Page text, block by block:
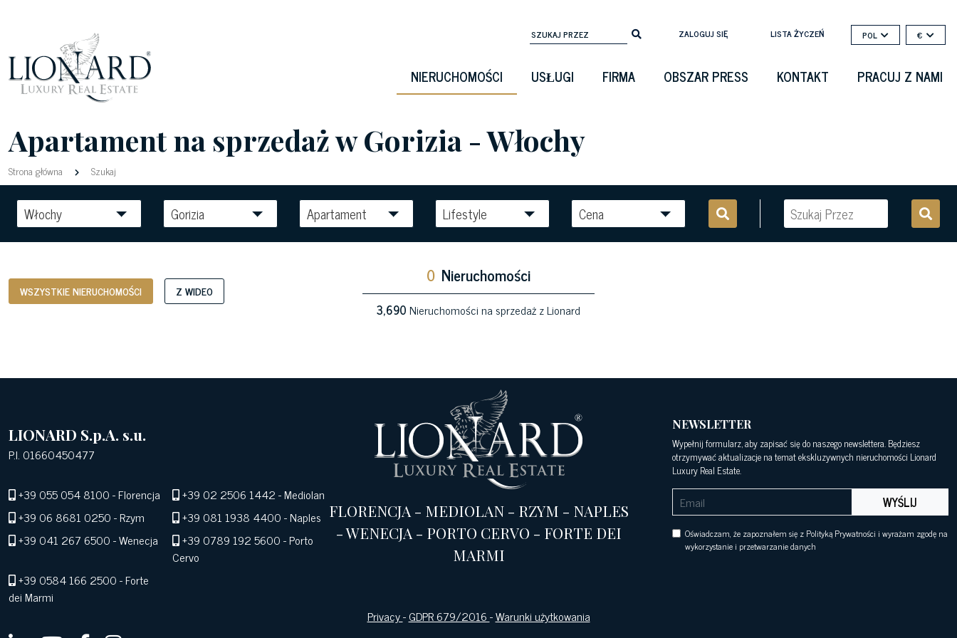
ZALOGUJ SIĘ LISTA ŻYCZEŃ POL €
NIERUCHOMOŚCI USŁUGI FIRMA OBSZAR PRESS KONTAKT PRACUJ Z NAMI
Apartament na sprzedaż w Gorizia - Włochy
Strona główna Szukaj
Włochy Gorizia Apartament Lifestyle Cena
WSZYSTKIE NIERUCHOMOŚCI Z WIDEO
0 Nieruchomości
3,690Nieruchomości na sprzedaż z Lionard
LIONARD S.p.A. s.u.
P.I. 01660450477
+39 055 054 8100- Florencja +39 02 2506 1442- Mediolan
+39 06 8681 0250- Rzym +39 081 1938 4400- Naples
+39 041 267 6500- Wenecja +39 0789 192 5600- Porto
Cervo
+39 0584 166 2500- Forte
dei Marmi
FLORENCJA - MEDIOLAN- RZYM - NAPLES
-WENECJA - PORTO CERVO - FORTE DEI
MARMI
Privacy-GDPR 679/2016-Warunki użytkowania
NEWSLETTER
Wypełnij formularz, aby zapisać się do naszego newslettera. Będziesz
otrzymywać aktualizacje na temat ekskluzywnych nieruchomości Lionard
Luxury Real Estate.
WYŚLIJ
Oświadczam, że zapoznałem się z Polityką Prywatności i wyrażam zgodę na
wykorzystanie i przetwarzanie danych